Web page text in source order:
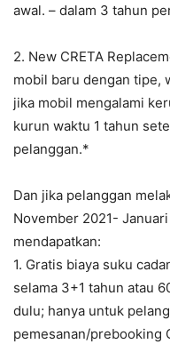
awal. – dalam 3 tahun
2. New CRETA
mobil baru dengan tipe,
jika mobil mengalami
kurun waktu 1 tahun
pelanggan.*
Dan jika pelanggan
November 2021-
mendapatkan:
1. Gratis biaya suku
selama 3+1 tahun atau
dulu; hanya untuk
pemesanan/prebooking